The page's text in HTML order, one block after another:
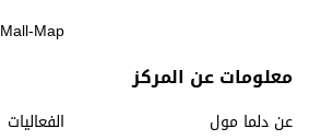
Mall-Map
معلومات عن المركز
عن دلما مول الفعاليات